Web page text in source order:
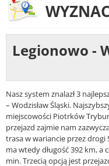
Legionowo -
Nasz system znalazł 3
– Wodzisław Śląski.
miejscowości Piotrków
przejazd zajmie nam
trasa w wariancie przez drogi
ma wtedy długość 392 km, a
min. Trzecią opcją jest